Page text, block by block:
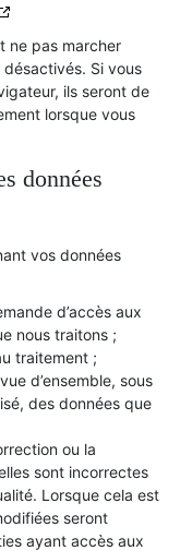
ne pas marcher
Si vous
ils seront de
lorsque vous
données
vos données
d’accès aux
nous traitons ;
traitement ;
d’ensemble, sous
des données que
ou la
sont incorrectes
Lorsque cela est
seront
ayant accès aux